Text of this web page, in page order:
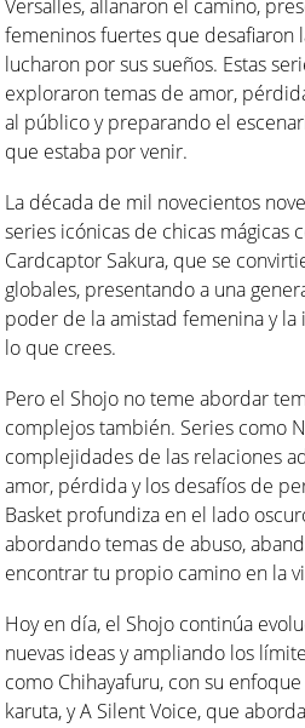
Versalles, allanaron el camino,
femeninos fuertes que desafiaron
lucharon por sus sueños. Estas
exploraron temas de amor,
al público y preparando el
que estaba por venir.
La década de mil novecientos
series icónicas de chicas mágicas
Cardcaptor Sakura, que se
globales, presentando a una
poder de la amistad femenina y
lo que crees.
Pero el Shojo no teme abordar
complejos también. Series como
complejidades de las relaciones
amor, pérdida y los desafíos de
Basket profundiza en el lado
abordando temas de abuso,
encontrar tu propio camino en la
Hoy en día, el Shojo continúa
nuevas ideas y ampliando los
como Chihayafuru, con su
karuta, y A Silent Voice, que